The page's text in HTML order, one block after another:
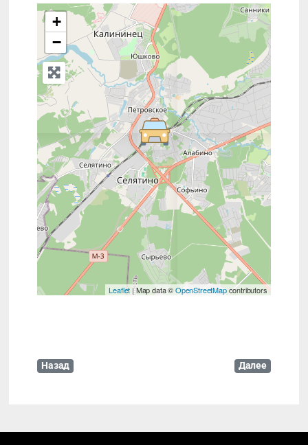
+
−
Press Enter key to search
Leaflet | Map data ©OpenStreetMapcontributors
Назад Далее